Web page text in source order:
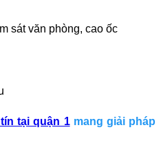
sát văn phòng, cao ốc
tại quận 1mang giải pháp